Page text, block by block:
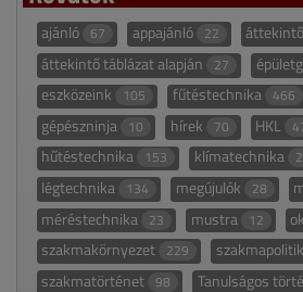
ajánló 67 appajánló 22
áttekintő táblázat alapján 27
eszközeink 105 fűtéstechnika 466
gépészninja 10 hírek 70 HKL
hűtéstechnika 153 klímatechnika
légtechnika 134 megújulók 28
méréstechnika 23 mustra 12
szakmakörnyezet 229
szakmatörténet 98 Tanulságos